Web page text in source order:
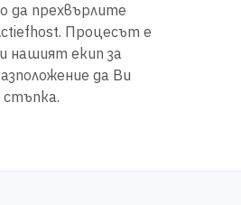
да прехвърлите
Процесът е
нашият екип за
да Ви
стъпка.